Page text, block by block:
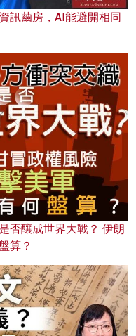
訊繭房，AI能避開相同
否釀成世界大戰？ 伊朗
算？